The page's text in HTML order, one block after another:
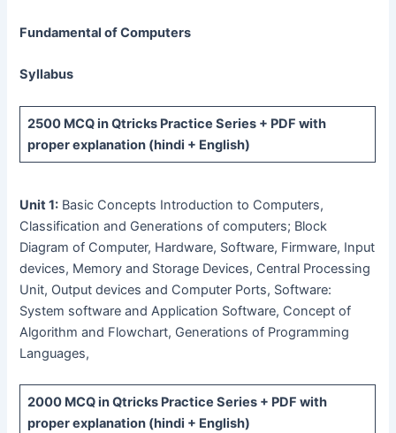
Fundamental of Computers
Syllabus
2500 MCQin Qtricks Practice Series + PDF with
proper explanation (hindi + English)
Unit 1: Basic Concepts Introduction to Computers,
Classification and Generations of computers; Block
Diagram of Computer, Hardware, Software, Firmware, Input
devices, Memory and Storage Devices, Central Processing
Unit, Output devices and Computer Ports, Software:
System software and Application Software, Concept of
Algorithm and Flowchart, Generations of Programming
Languages,
2000 MCQin Qtricks Practice Series + PDF with
proper explanation (hindi + English)